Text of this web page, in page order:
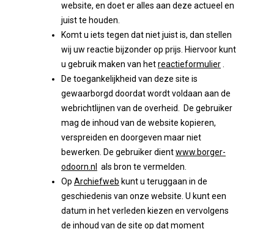
website, en doet er alles aan deze actueel en
juist te houden.
Komt u iets tegen dat niet juist is, dan stellen
wij uw reactie bijzonder op prijs. Hiervoor kunt
u gebruik maken van hetreactieformulier
De toegankelijkheid van deze site is
gewaarborgd doordat wordt voldaan aan de
webrichtlijnen van de overheid. De gebruiker
mag de inhoud van de website kopieren,
verspreiden en doorgeven maar niet
bewerken. De gebruiker dientwww.borger-
odoorn.nl
als bron te vermelden.
Op Archiefweb kunt u teruggaan in de
geschiedenis van onze website. U kunt een
datum in het verleden kiezen en vervolgens
de inhoud van de site op dat moment